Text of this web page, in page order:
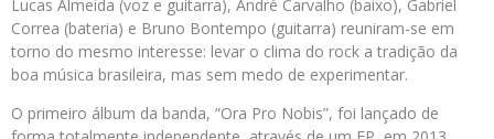
Lucas Almeida (voz e guitarra), André Carvalho (baixo), Gabriel
Correa (bateria) e Bruno Bontempo (guitarra) reuniram-se em
torno do mesmo interesse: levar o clima do rock a tradição da
boa música brasileira, mas sem medo de experimentar.
O primeiro álbum da banda, “Ora Pro Nobis”, foi lançado de